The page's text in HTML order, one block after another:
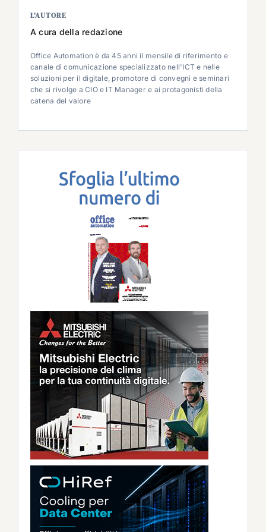
L’AUTORE
A cura della redazione
Office Automation è da 45 anni il mensile di riferimento e
canale di comunicazione specializzato nell'ICT e nelle
soluzioni per il digitale, promotore di convegni e seminari
che si rivolge a CIO e IT Manager e ai protagonisti della
catena del valore